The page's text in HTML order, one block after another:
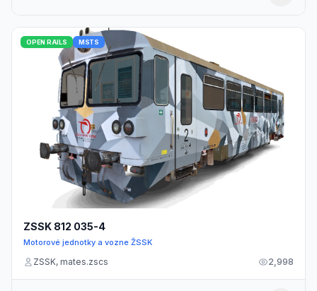
OPEN RAILS MSTS
ZSSK 812 035-4
Motorové jednotky a vozne ŽSSK
ZSSK, mates.zscs 2,998